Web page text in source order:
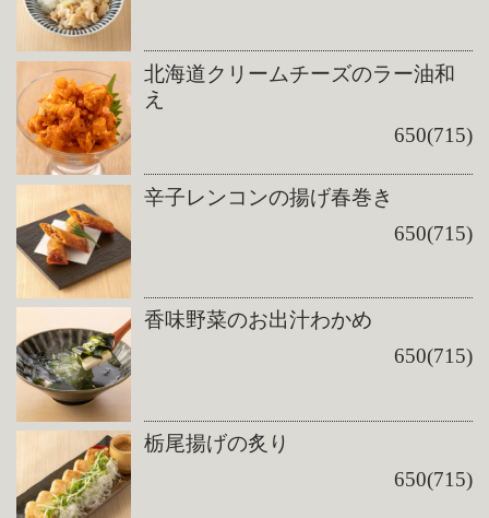
北海道クリームチーズのラー油和
え
650(715)
辛子レンコンの揚げ春巻き
650(715)
香味野菜のお出汁わかめ
650(715)
栃尾揚げの炙り
650(715)